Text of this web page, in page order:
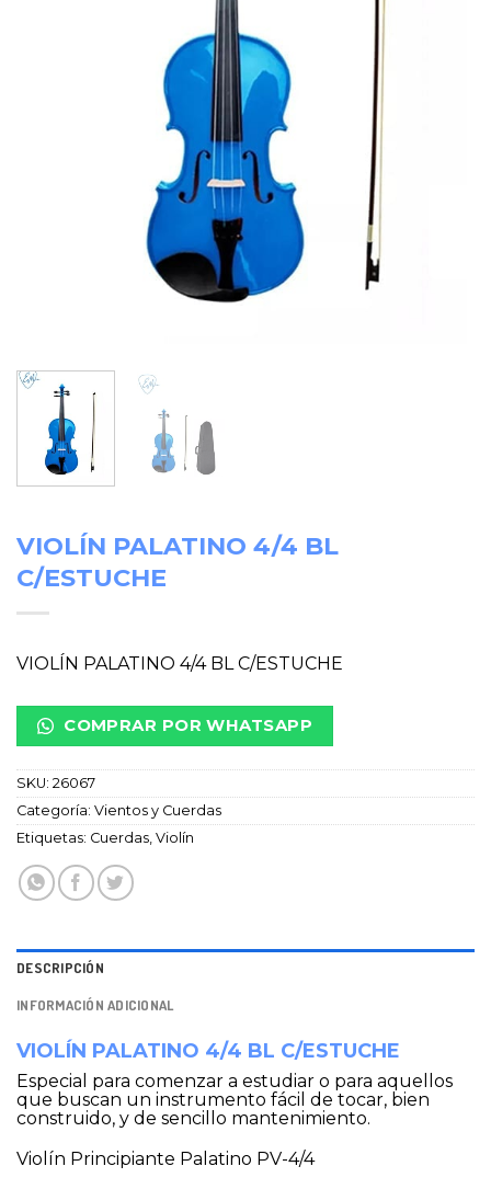
VIOLÍN PALATINO 4/4 BL
C/ESTUCHE
VIOLÍN PALATINO 4/4 BL C/ESTUCHE
COMPRAR POR WHATSAPP
SKU: 26067
Categoría: Vientos y Cuerdas
Etiquetas: Cuerdas Violín
DESCRIPCIÓN
INFORMACIÓN ADICIONAL
VIOLÍN PALATINO 4/4 BL C/ESTUCHE
Especial para comenzar a estudiar o para aquellos
que buscan un instrumento fácil de tocar, bien
construido, y de sencillo mantenimiento.
Violín Principiante Palatino PV-4/4